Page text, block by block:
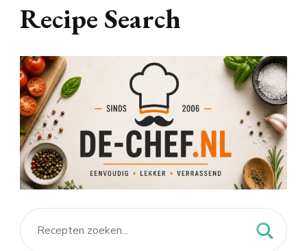
Recipe Search